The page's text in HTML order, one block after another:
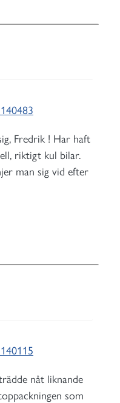
Fredrik ! Har haft
riktigt kul bilar.
man sig vid efter
nåt liknande
som